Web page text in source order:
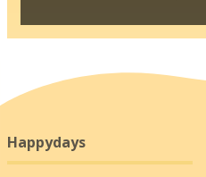
Happydays